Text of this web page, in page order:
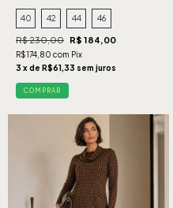
40 42 44 46
R$ 230,00 R$ 184,00
R$174,80 com Pix
3 x de R$61,33 sem juros
COMPRAR